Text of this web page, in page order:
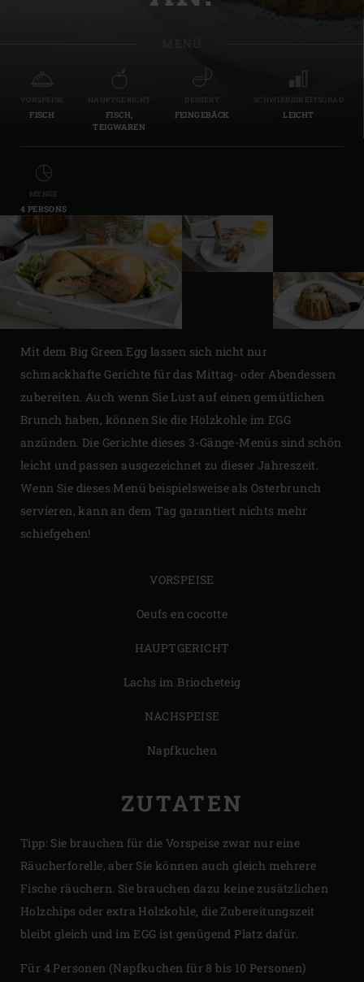
VORSPEISE
FISCH
HAUPTGERICHT
FISCH,
TEIGWAREN
DESSERT
FEINGEBÄCK
SCHWIERIGKEITSGRAD
LEICHT
MENGE
4 PERSONS
Mit dem Big Green Egg lassen sich nicht nur
schmackhafte Gerichte für das Mittag- oder Abendessen
zubereiten. Auch wenn Sie Lust auf einen gemütlichen
Brunch haben, können Sie die Holzkohle im EGG
anzünden. Die Gerichte dieses 3-Gänge-Menüs sind schön
leicht und passen ausgezeichnet zu dieser Jahreszeit.
Wenn Sie dieses Menü beispielsweise als Osterbrunch
servieren, kann an dem Tag garantiert nichts mehr
schiefgehen!
VORSPEISE
Oeufs en cocotte
HAUPTGERICHT
Lachs im Briocheteig
NACHSPEISE
Napfkuchen
ZUTATEN
Tipp: Sie brauchen für die Vorspeise zwar nur eine
Räucherforelle, aber Sie können auch gleich mehrere
Fische räuchern. Sie brauchen dazu keine zusätzlichen
Holzchips oder extra Holzkohle, die Zubereitungszeit
bleibt gleich und im EGG ist genügend Platz dafür.
Für 4 Personen (Napfkuchen für 8 bis 10 Personen)